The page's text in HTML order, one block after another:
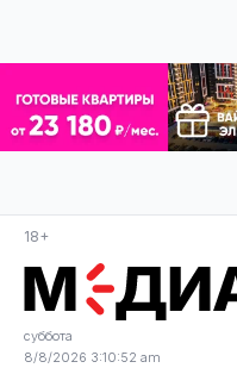
18+
суббота
8/8/2026 3:10:52 am